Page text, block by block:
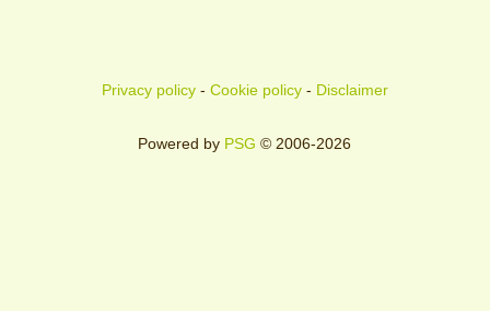
Privacy policy- Cookie policy- Disclaimer
Powered by PSG © 2006-2026